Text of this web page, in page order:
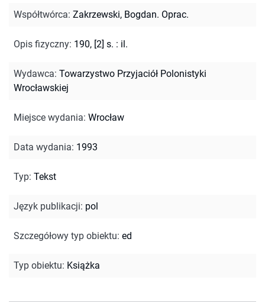
Współtwórca: Zakrzewski, Bogdan. Oprac.
Opis fizyczny: 190, [2] s. : il.
Wydawca: Towarzystwo Przyjaciół Polonistyki
Wrocławskiej
Miejsce wydania: Wrocław
Data wydania: 1993
Typ: Tekst
Język publikacji: pol
Szczegółowy typ obiektu: ed
Typ obiektu: Książka